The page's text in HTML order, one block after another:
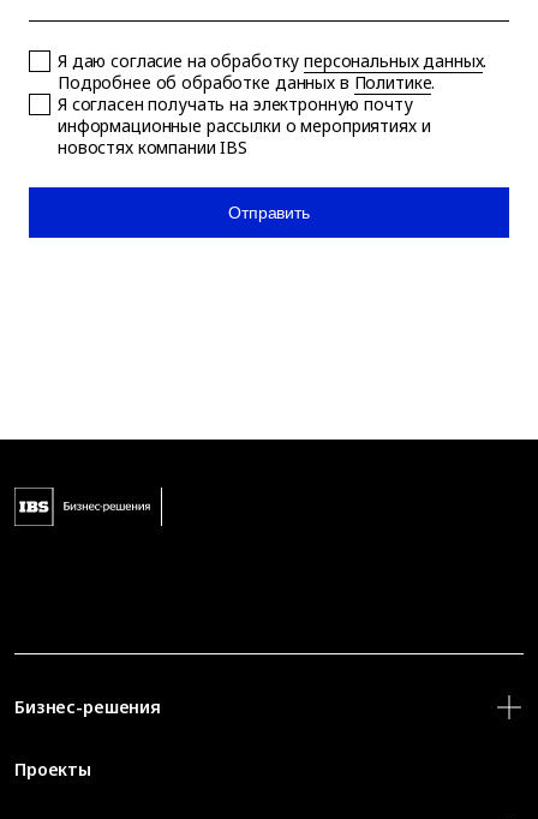
Я даю согласие на обработкуперсональных данных.
Подробнее об обработке данных в Политике.
Я согласен получать на электронную почту
информационные рассылки о мероприятиях и
новостях компании IBS
Отправить
Бизнес-решения
Проекты